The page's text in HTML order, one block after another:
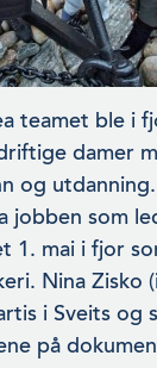
teamet ble i
damer
og
jobben som
1. mai i fjor
Nina Zisko
i Sveits og
på